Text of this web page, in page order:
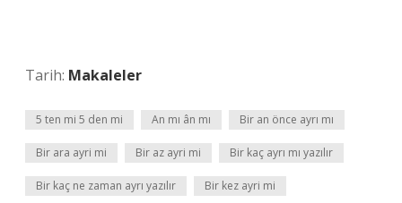
Tarih: Makaleler
5 ten mi 5 den mi An mı ân mı Bir an önce ayrı mı
Bir ara ayri mi Bir az ayri mi Bir kaç ayrı mı yazılır
Bir kaç ne zaman ayrı yazılır Bir kez ayri mi